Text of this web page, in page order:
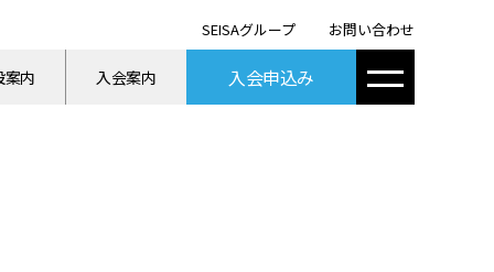
SEISAグループ お問い合わせ
案内 入会案内 入会申込み